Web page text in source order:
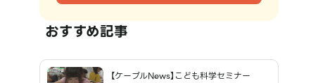
おすすめ記事
【ケーブルNews】こども科学セミナー